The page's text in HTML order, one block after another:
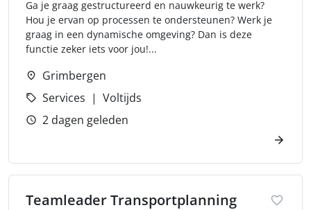
Ga je graag gestructureerd en nauwkeurig te werk?
Hou je ervan op processen te ondersteunen? Werk je
graag in een dynamische omgeving? Dan is deze
functie zeker iets voor jou!...
Grimbergen
Services
Voltijds
2 dagen geleden
Teamleader Transportplanning